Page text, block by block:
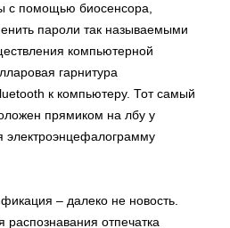
с помощью биосенсора,
пароли так называемыми
компьютерной
гарнитура
к компьютеру. Тот самый
прямиком на лбу у
электроэнцефалограмму
– далеко не новость.
отпечатка